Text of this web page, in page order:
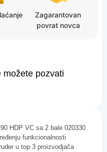
HDP VC sa 2 bale 020330
funkcionalnosti
u top 3 proizvodjača
Zagarantovan
povrat novca
možete pozvati